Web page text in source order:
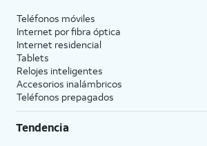
Teléfonos móviles
Internet por fibra óptica
Internet residencial
Tablets
Relojes inteligentes
Accesorios inalámbricos
Teléfonos prepagados
Tendencia